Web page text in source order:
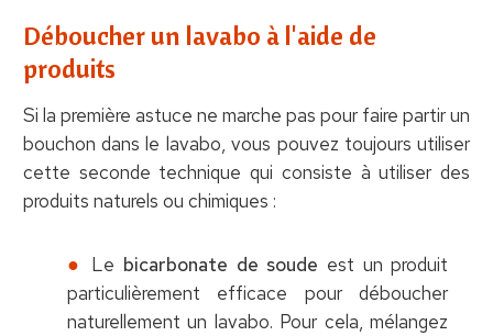
Déboucher un lavabo à l'aide de
produits
Si la première astuce ne marche pas pour faire partir un
bouchon dans le lavabo, vous pouvez toujours utiliser
cette seconde technique qui consiste à utiliser des
produits naturels ou chimiques :
Le bicarbonate de soude est un produit
particulièrement efficace pour déboucher
naturellement un lavabo. Pour cela, mélangez